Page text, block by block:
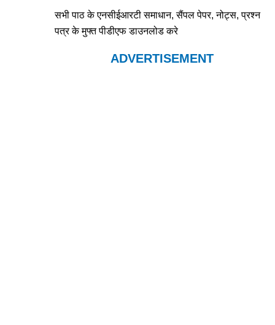
सभी पाठ के एनसीईआरटी समाधान, सैंपल पेपर, नोट्स, प्रश्न
पत्र के मुफ्त पीडीएफ डाउनलोड करे
ADVERTISEMENT